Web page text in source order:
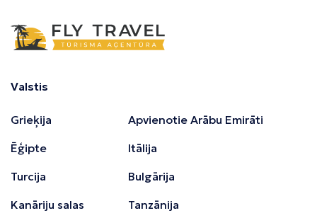
Valstis
Grieķija
Ēģipte
Turcija
Kanāriju salas
Apvienotie Arābu Emirāti
Itālija
Bulgārija
Tanzānija